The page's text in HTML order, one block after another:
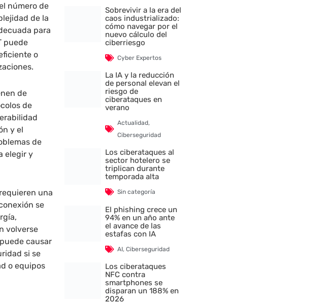
número de
de la
para
puede
o
de
de
y el
de
elegir y
una
se
volverse
causar
si se
o equipos
Sobrevivir a la era del
caos industrializado:
cómo navegar por el
nuevo cálculo del
ciberriesgo
Cyber Expertos
La IA y la reducción
de personal elevan el
riesgo de
ciberataques en
verano
Actualidad,
Ciberseguridad
Los ciberataques al
sector hotelero se
triplican durante
temporada alta
Sin categoría
El phishing crece un
94% en un año ante
el avance de las
estafas con IA
AI,Ciberseguridad
Los ciberataques
NFC contra
smartphones se
disparan un 188% en
2026